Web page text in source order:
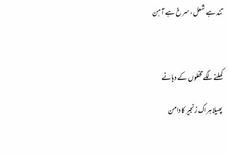
تند ہے شعل، سرخ ہے آہن
کھلنے لگے قفلوں کے دہانے
پھیلا ہر اک زنجیر کا دامن